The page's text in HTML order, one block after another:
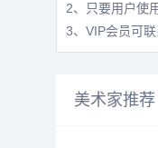
2、只要用户使
3、VIP会员可
美术家推荐